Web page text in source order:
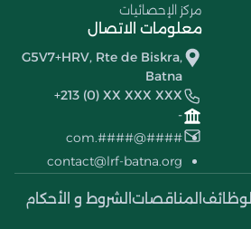
مركز الإحصائيات
معلومات الاتصال
G5V7+HRV, Rte de Biskra,
Batna
+213 (0) XX XXX XXX
-
####@####.com
contact@lrf-batna.org
الوظائف المناقصات الشروط و الأحكام